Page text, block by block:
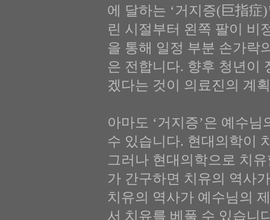
에 달하는 ‘거지증(巨指症
린 시절부터 왼쪽 팔이 비
을 통해 일정 부분 손가락
은 전합니다. 향후 청년이
겠다는 것이 의료진의 계
아마도 ‘거지증’은 예수
수 있습니다. 현대의학이
그러나 현대의학으로 치
가 간구하면 치유의 역사
치유의 역사가 예수님의
서 치유를 베풀 수 있습니